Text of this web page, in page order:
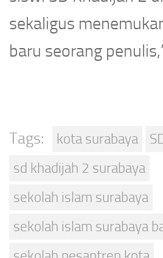
sekaligus
baru seorang
Tags: kota surabaya
sd khadijah 2 surabaya
sekolah islam surabaya
sekolah islam surabaya